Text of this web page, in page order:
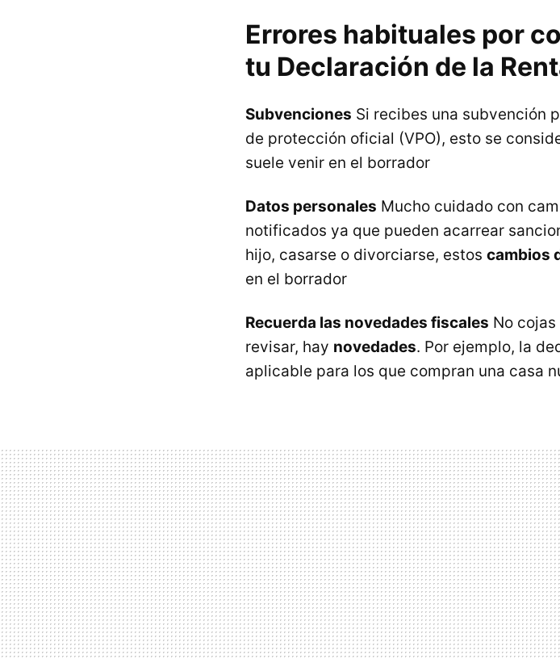
Errores habituales por
tu Declaración de la
Subvenciones Si recibes una subvención
de protección oficial (VPO), esto se
suele venir en el borrador
Datos personales Mucho cuidado con
notificados ya que pueden acarrear
hijo, casarse o divorciarse, estos cambios
en el borrador
Recuerda las novedades fiscales No
revisar, hay novedades. Por ejemplo, la
aplicable para los que compran una casa